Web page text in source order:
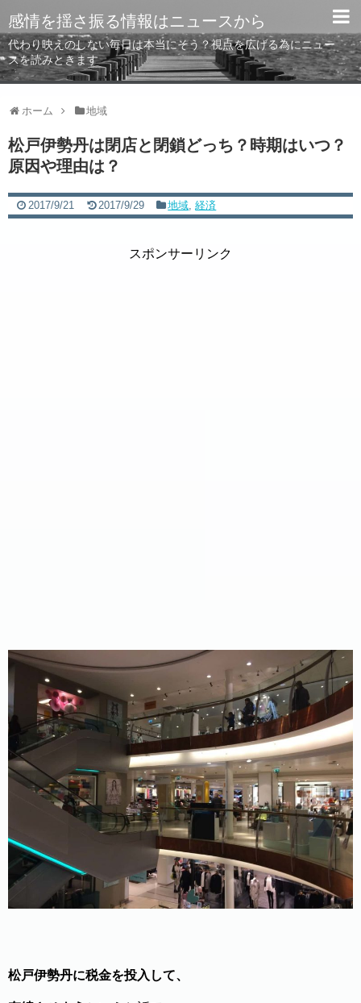
感情を揺さ振る情報はニュースから
代わり映えのしない毎日は本当にそう？視点を広げる為にニュー
スを読みときます
ホーム 地域
松戸伊勢丹は閉店と閉鎖どっち？時期はいつ？
原因や理由は？
2017/9/21 2017/9/29 地域,経済
スポンサーリンク
松戸伊勢丹に税金を投入して、